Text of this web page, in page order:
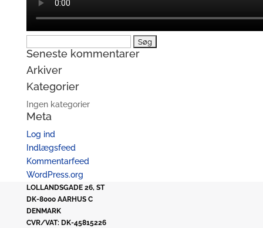
efter:
Seneste kommentarer
Arkiver
Kategorier
Ingen kategorier
Meta
Log ind
Indlægsfeed
Kommentarfeed
WordPress.org
LOLLANDSGADE 26, ST
DK-8000 AARHUS C
DENMARK
CVR/VAT: DK-45815226